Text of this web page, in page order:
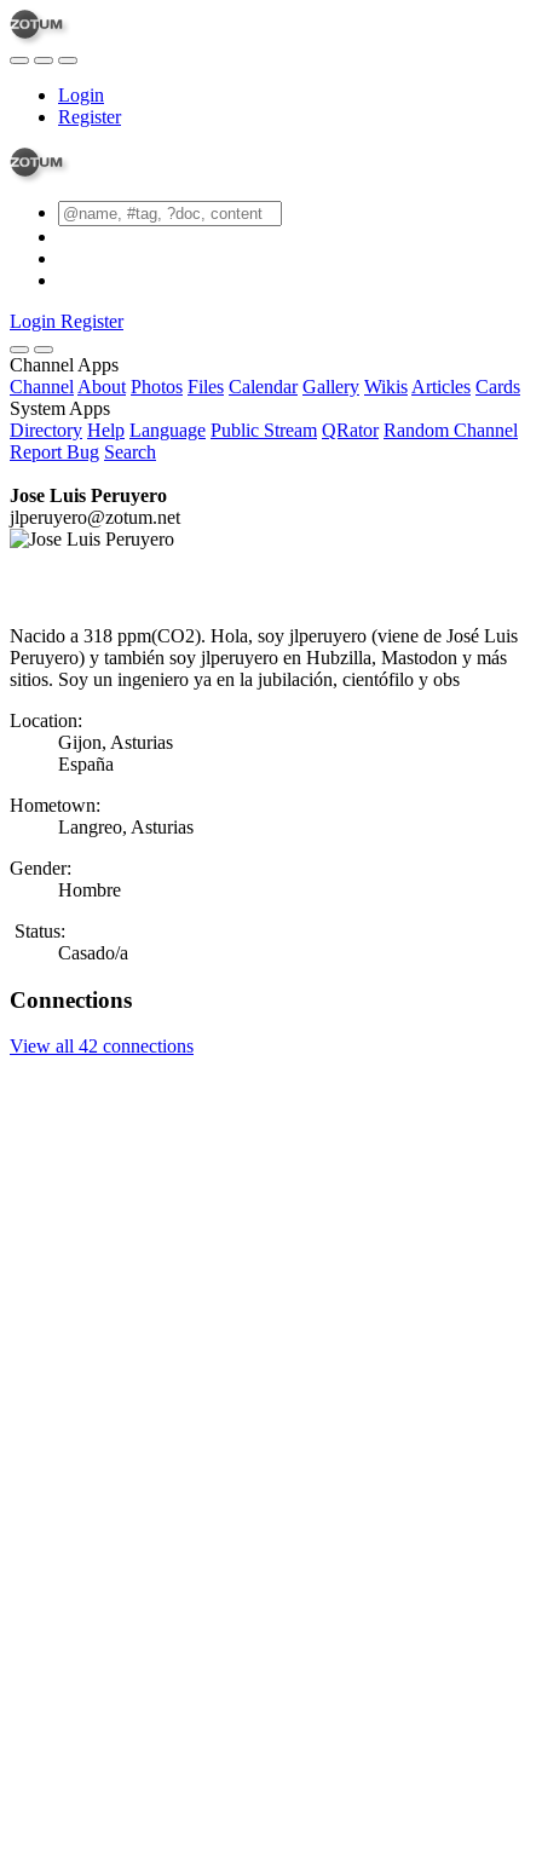
Login
Register
Login Register
Channel Apps
Channel About Photos Files Calendar Gallery Wikis Articles Cards
System Apps
Directory Help Language Public Stream QRator Random Channel
Report Bug Search
Jose Luis Peruyero
jlperuyero@zotum.net
Nacido a 318 ppm(CO2). Hola, soy jlperuyero (viene de José Luis
Peruyero) y también soy jlperuyero en Hubzilla, Mastodon y más
sitios. Soy un ingeniero ya en la jubilación, cientófilo y obs
Location:
Gijon, Asturias
España
Hometown:
Langreo, Asturias
Gender:
Hombre
Status:
Casado/a
Connections
View all 42 connections